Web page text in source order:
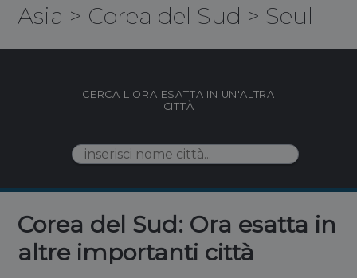
Asia > Corea del Sud > Seul
CERCA L'ORA ESATTA IN UN'ALTRA
CITTÀ
Corea del Sud: Ora esatta in
altre importanti città